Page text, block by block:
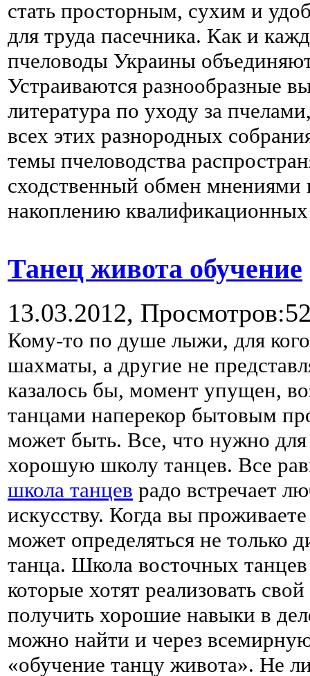
стать просторным, сухим и
для труда пасечника. Как и
пчеловоды Украины
Устраиваются разнообразные
литература по уходу за
всех этих разнородных
темы пчеловодства
сходственный обмен мнениями
накоплению
Танец живота обучение
13.03.2012,
Кому-то по душе лыжи, для
шахматы, а другие не
казалось бы, момент упущен,
танцами наперекор бытовым
может быть. Все, что нужно для
хорошую школу танцев. Все
школа танцев радо встречает
искусству. Когда вы
может определяться не только
танца. Школа восточных
которые хотят реализовать
получить хорошие навыки в
можно найти и через
«обучение танцу живота». Не